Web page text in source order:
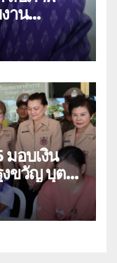
าน
คว 69” มุ่ง
ตกรรม-จับ
ากล (คลิป)
อบเงิน
งขวัญ บุตร-